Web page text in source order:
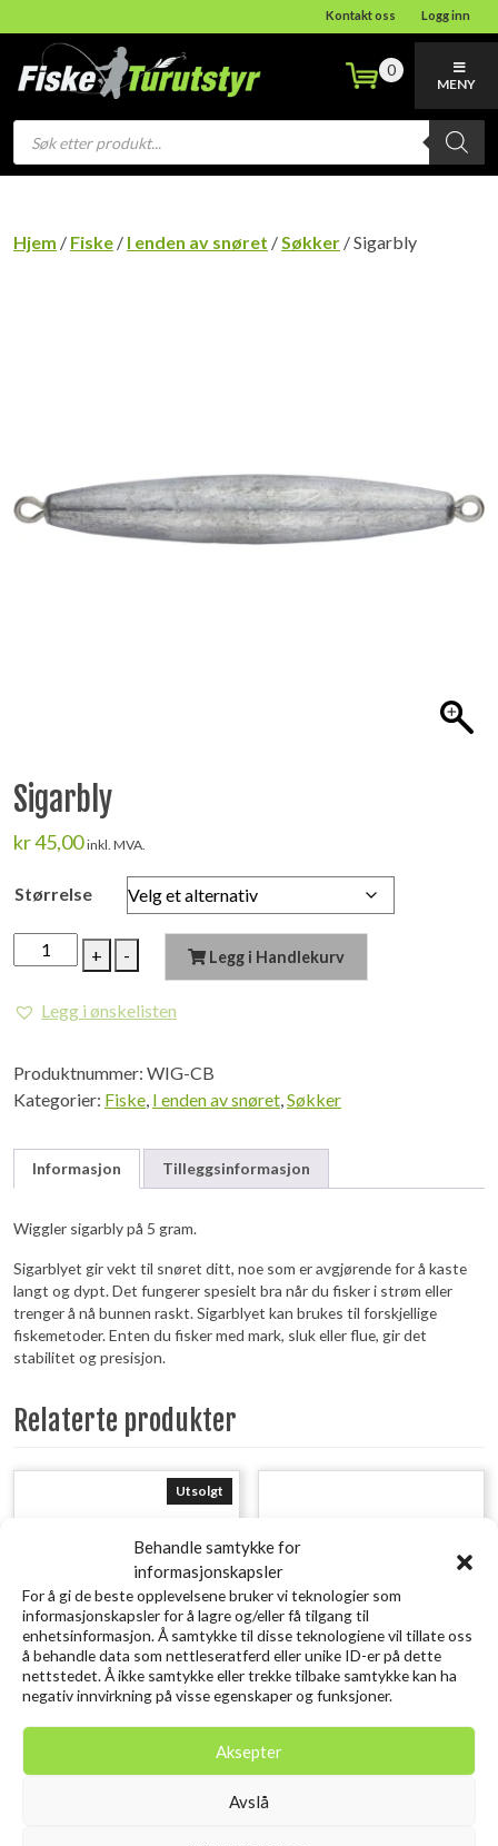
Behandle samtykke for
informasjonskapsler
For å gi de beste opplevelsene bruker vi teknologier som
informasjonskapsler for å lagre og/eller få tilgang til
enhetsinformasjon. Å samtykke til disse teknologiene vil tillate oss
å behandle data som nettleseratferd eller unike ID-er på dette
nettstedet. Å ikke samtykke eller trekke tilbake samtykke kan ha
negativ innvirkning på visse egenskaper og funksjoner.
Aksepter
Avslå
Kontakt oss Logg inn
Products
search
0
MENY
Hjem / Fiske / I enden av snøret /Søkker / Sigarbly
Sigarbly
kr45,00 inkl. MVA.
Størrelse
+
Sigarbly
antall
- Legg i Handlekurv
Legg i ønskelisten
Produktnummer: WIG-CB
Kategorier: Fiske, I enden av snøret,Søkker
Informasjon Tilleggsinformasjon
Wiggler sigarbly på 5 gram.
Sigarblyet gir vekt til snøret ditt, noe som er avgjørende for å kaste
langt og dypt. Det fungerer spesielt bra når du fisker i strøm eller
trenger å nå bunnen raskt. Sigarblyet kan brukes til forskjellige
fiskemetoder. Enten du fisker med mark, sluk eller flue, gir det
stabilitet og presisjon.
Relaterte produkter
Utsolgt
Zebra PHP
Chartreuse Pumpkin 8PCS